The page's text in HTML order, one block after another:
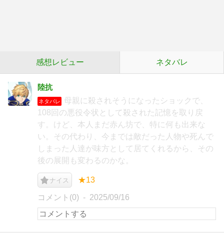
感想レビュー ネタバレ
陸抗
ネタバレ
母親に殺されそうになったショックで、
108回の悪役令状として殺された記憶を取り戻
す。けど、本人まだ赤ん坊で、特に何も出来な
い。その代わり、今までは敵だった人物や死んで
しまった人達が味方として居てくれるから、その
後の展開も変わるのかな。
ナイス ★13
コメント(0) 2025/09/16